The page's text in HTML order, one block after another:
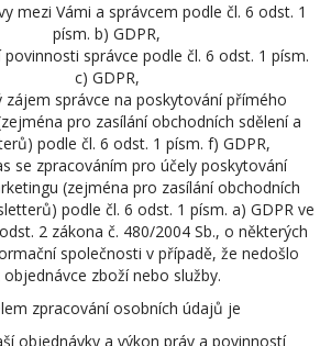
mezi Vámi a správcem podle čl. 6 odst. 1
písm. b) GDPR,
povinnosti správce podle čl. 6 odst. 1 písm.
c) GDPR,
zájem správce na poskytování přímého
pro zasílání obchodních sdělení a
podle čl. 6 odst. 1 písm. f) GDPR,
se zpracováním pro účely poskytování
(zejména pro zasílání obchodních
podle čl. 6 odst. 1 písm. a) GDPR ve
2 zákona č. 480/2004 Sb., o některých
společnosti v případě, že nedošlo
objednávce zboží nebo služby.
zpracování osobních údajů je
objednávky a výkon práv a povinností